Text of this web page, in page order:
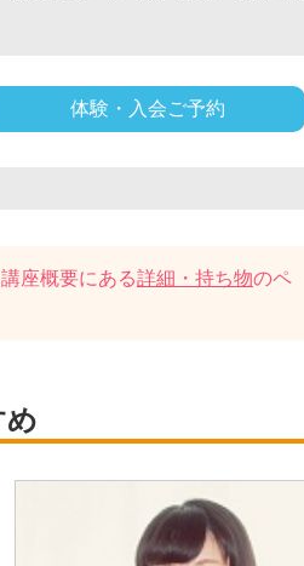
体験・入会ご予約
座概要にある詳細・持ち物のペ